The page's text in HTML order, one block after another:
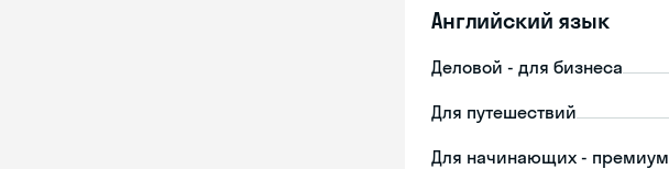
Английский язык
Деловой - для бизнеса
Для путешествий
Для начинающих - премиум